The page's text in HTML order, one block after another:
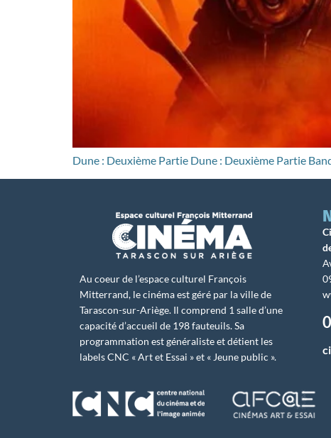
Dune : Deuxième Partie Dune : Deuxième Partie
Au coeur de l’espace culturel François
Mitterrand, le cinéma est géré par la ville de
Tarascon-sur-Ariège. Il comprend 1 salle d’une
capacité d’accueil de 198 fauteuils. Sa
programmation est généraliste et détient les
labels CNC « Art et Essai » et « Jeune public ».